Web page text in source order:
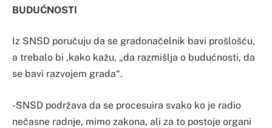
BUDUĆNOSTI
Iz SNSD poručuju da se gradonačelnik bavi prošlošću,
a trebalo bi ,kako kažu, „da razmišlja o budućnosti, da
se bavi razvojem grada“.
-SNSD podržava da se procesuira svako ko je radio
nečasne radnje, mimo zakona, ali za to postoje organi